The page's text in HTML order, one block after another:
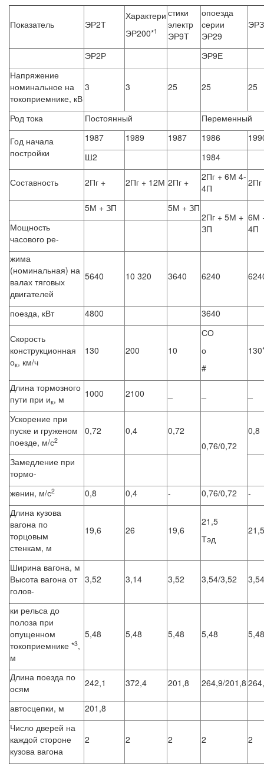
Показатель ЭР2Т
Характери
ЭР200*1
стики
электр
ЭР9Т
опоезда
серии
ЭР29
ЭР2Р
ЭР9Е
Напряжение
номинальное на
токоприемнике, кВ
3 3 25 25 25
Род тока Постоянный
Переменный
Год начала
постройки
1987 1989 1987 1986
Ш2
1984
Составность 2Пг + 2Пг + 12М 2Пг +
2Пг + 6М 4-
4П
2Пг
5М + ЗП
5М + ЗП
2Пг + 5М +
ЗП
6М
4П
Мощность
часового ре-
жима
(номинальная) на
валах тяговых
двигателей
5640 10 320 3640 6240
поезда, кВт 4800 3640
Скорость
конструкционная
ок, км/ч
130 200 10
СО
о
#
Длина тормозного
пути при ик, м 1000 2100
Ускорение при
пуске и груженом
поезде, м/с2
0,72 0,4
0,72
0,76/0,72
0,8
Замедление при
тормо-
женин, м/с2 0,8 0,4 - 0,76/0,72
-
Длина кузова
вагона по
торцовым
стенкам, м
19,6 26 19,6
21,5
Тэд
21,5
Ширина вагона, м
Высота вагона от
голов-
3,52 3,14 3,52 3,54/3,52 3,54
ки рельса до
полоза при
опущенном
токоприемнике *3,
м
5,48 5,48 5,48 5,48 5,48
Длина поезда по
осям
242,1 372,4 201,8 264,9/201,8
автосцепки, м
201,8
Число дверей на
каждой стороне
кузова вагона
2 2 2 2 2